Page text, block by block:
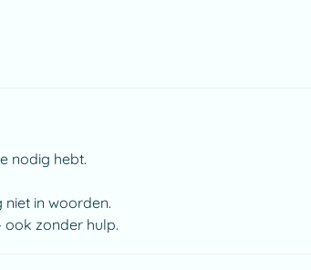
nodig hebt.
in woorden.
zonder hulp.